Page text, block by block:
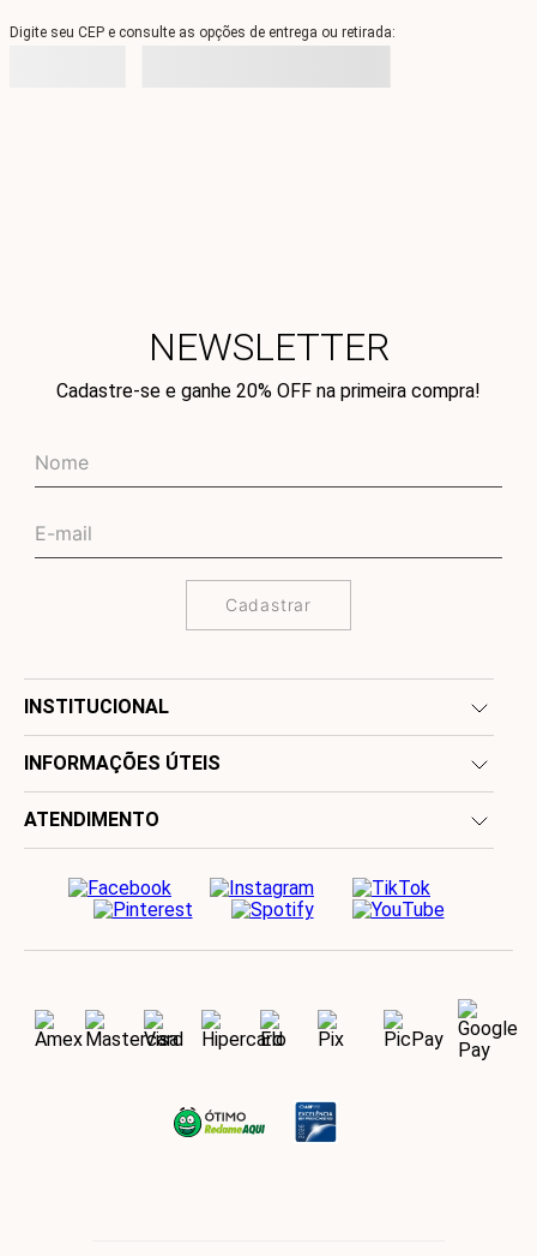
Digite seu CEP e consulte as opções de entrega ou retirada:
NEWSLETTER
Cadastre-se e ganhe 20% OFF na primeira compra!
Cadastrar
INSTITUCIONAL
INFORMAÇÕES ÚTEIS
ATENDIMENTO